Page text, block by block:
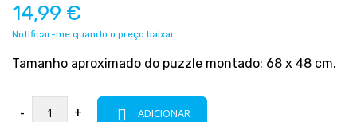
14,99 €
Notificar-me quando o preço baixar
Tamanho aproximado do puzzle montado: 68 x 48 cm.
- + ADICIONAR